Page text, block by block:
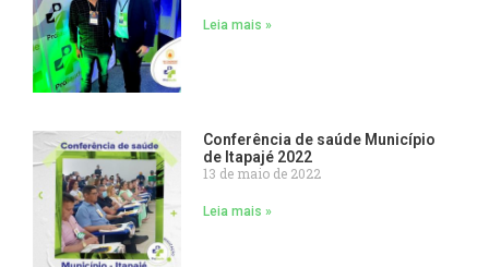
Leia mais »
Conferência de saúde Município
de Itapajé 2022
13 de maio de 2022
Leia mais »